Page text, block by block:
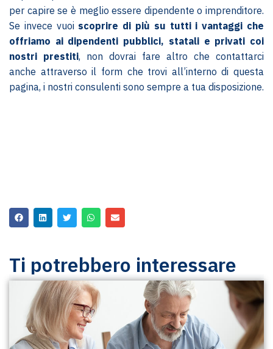
per capire se è meglio essere dipendente o imprenditore.
Se invece vuoi scoprire di più su tutti i vantaggi che
offriamo ai dipendenti pubblici, statali e privati coi
nostri prestiti, non dovrai fare altro che contattarci
anche attraverso il form che trovi all’interno di questa
pagina, i nostri consulenti sono sempre a tua disposizione.
Ti potrebbero interessare